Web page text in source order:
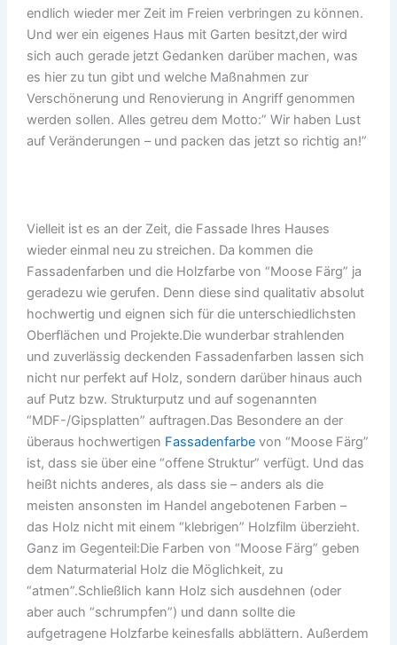
endlich wieder mer Zeit im Freien verbringen zu können.
Und wer ein eigenes Haus mit Garten besitzt,der wird
sich auch gerade jetzt Gedanken darüber machen, was
es hier zu tun gibt und welche Maßnahmen zur
Verschönerung und Renovierung in Angriff genommen
werden sollen. Alles getreu dem Motto:” Wir haben Lust
auf Veränderungen – und packen das jetzt so richtig an!”
Vielleit ist es an der Zeit, die Fassade Ihres Hauses
wieder einmal neu zu streichen. Da kommen die
Fassadenfarben und die Holzfarbe von “Moose Färg” ja
geradezu wie gerufen. Denn diese sind qualitativ absolut
hochwertig und eignen sich für die unterschiedlichsten
Oberflächen und Projekte.Die wunderbar strahlenden
und zuverlässig deckenden Fassadenfarben lassen sich
nicht nur perfekt auf Holz, sondern darüber hinaus auch
auf Putz bzw. Strukturputz und auf sogenannten
“MDF-/Gipsplatten” auftragen.Das Besondere an der
überaus hochwertigen Fassadenfarbevon “Moose Färg”
ist, dass sie über eine “offene Struktur” verfügt. Und das
heißt nichts anderes, als dass sie – anders als die
meisten ansonsten im Handel angebotenen Farben –
das Holz nicht mit einem “klebrigen” Holzfilm überzieht.
Ganz im Gegenteil:Die Farben von “Moose Färg” geben
dem Naturmaterial Holz die Möglichkeit, zu
“atmen”.Schließlich kann Holz sich ausdehnen (oder
aber auch “schrumpfen”) und dann sollte die
aufgetragene Holzfarbe keinesfalls abblättern. Außerdem